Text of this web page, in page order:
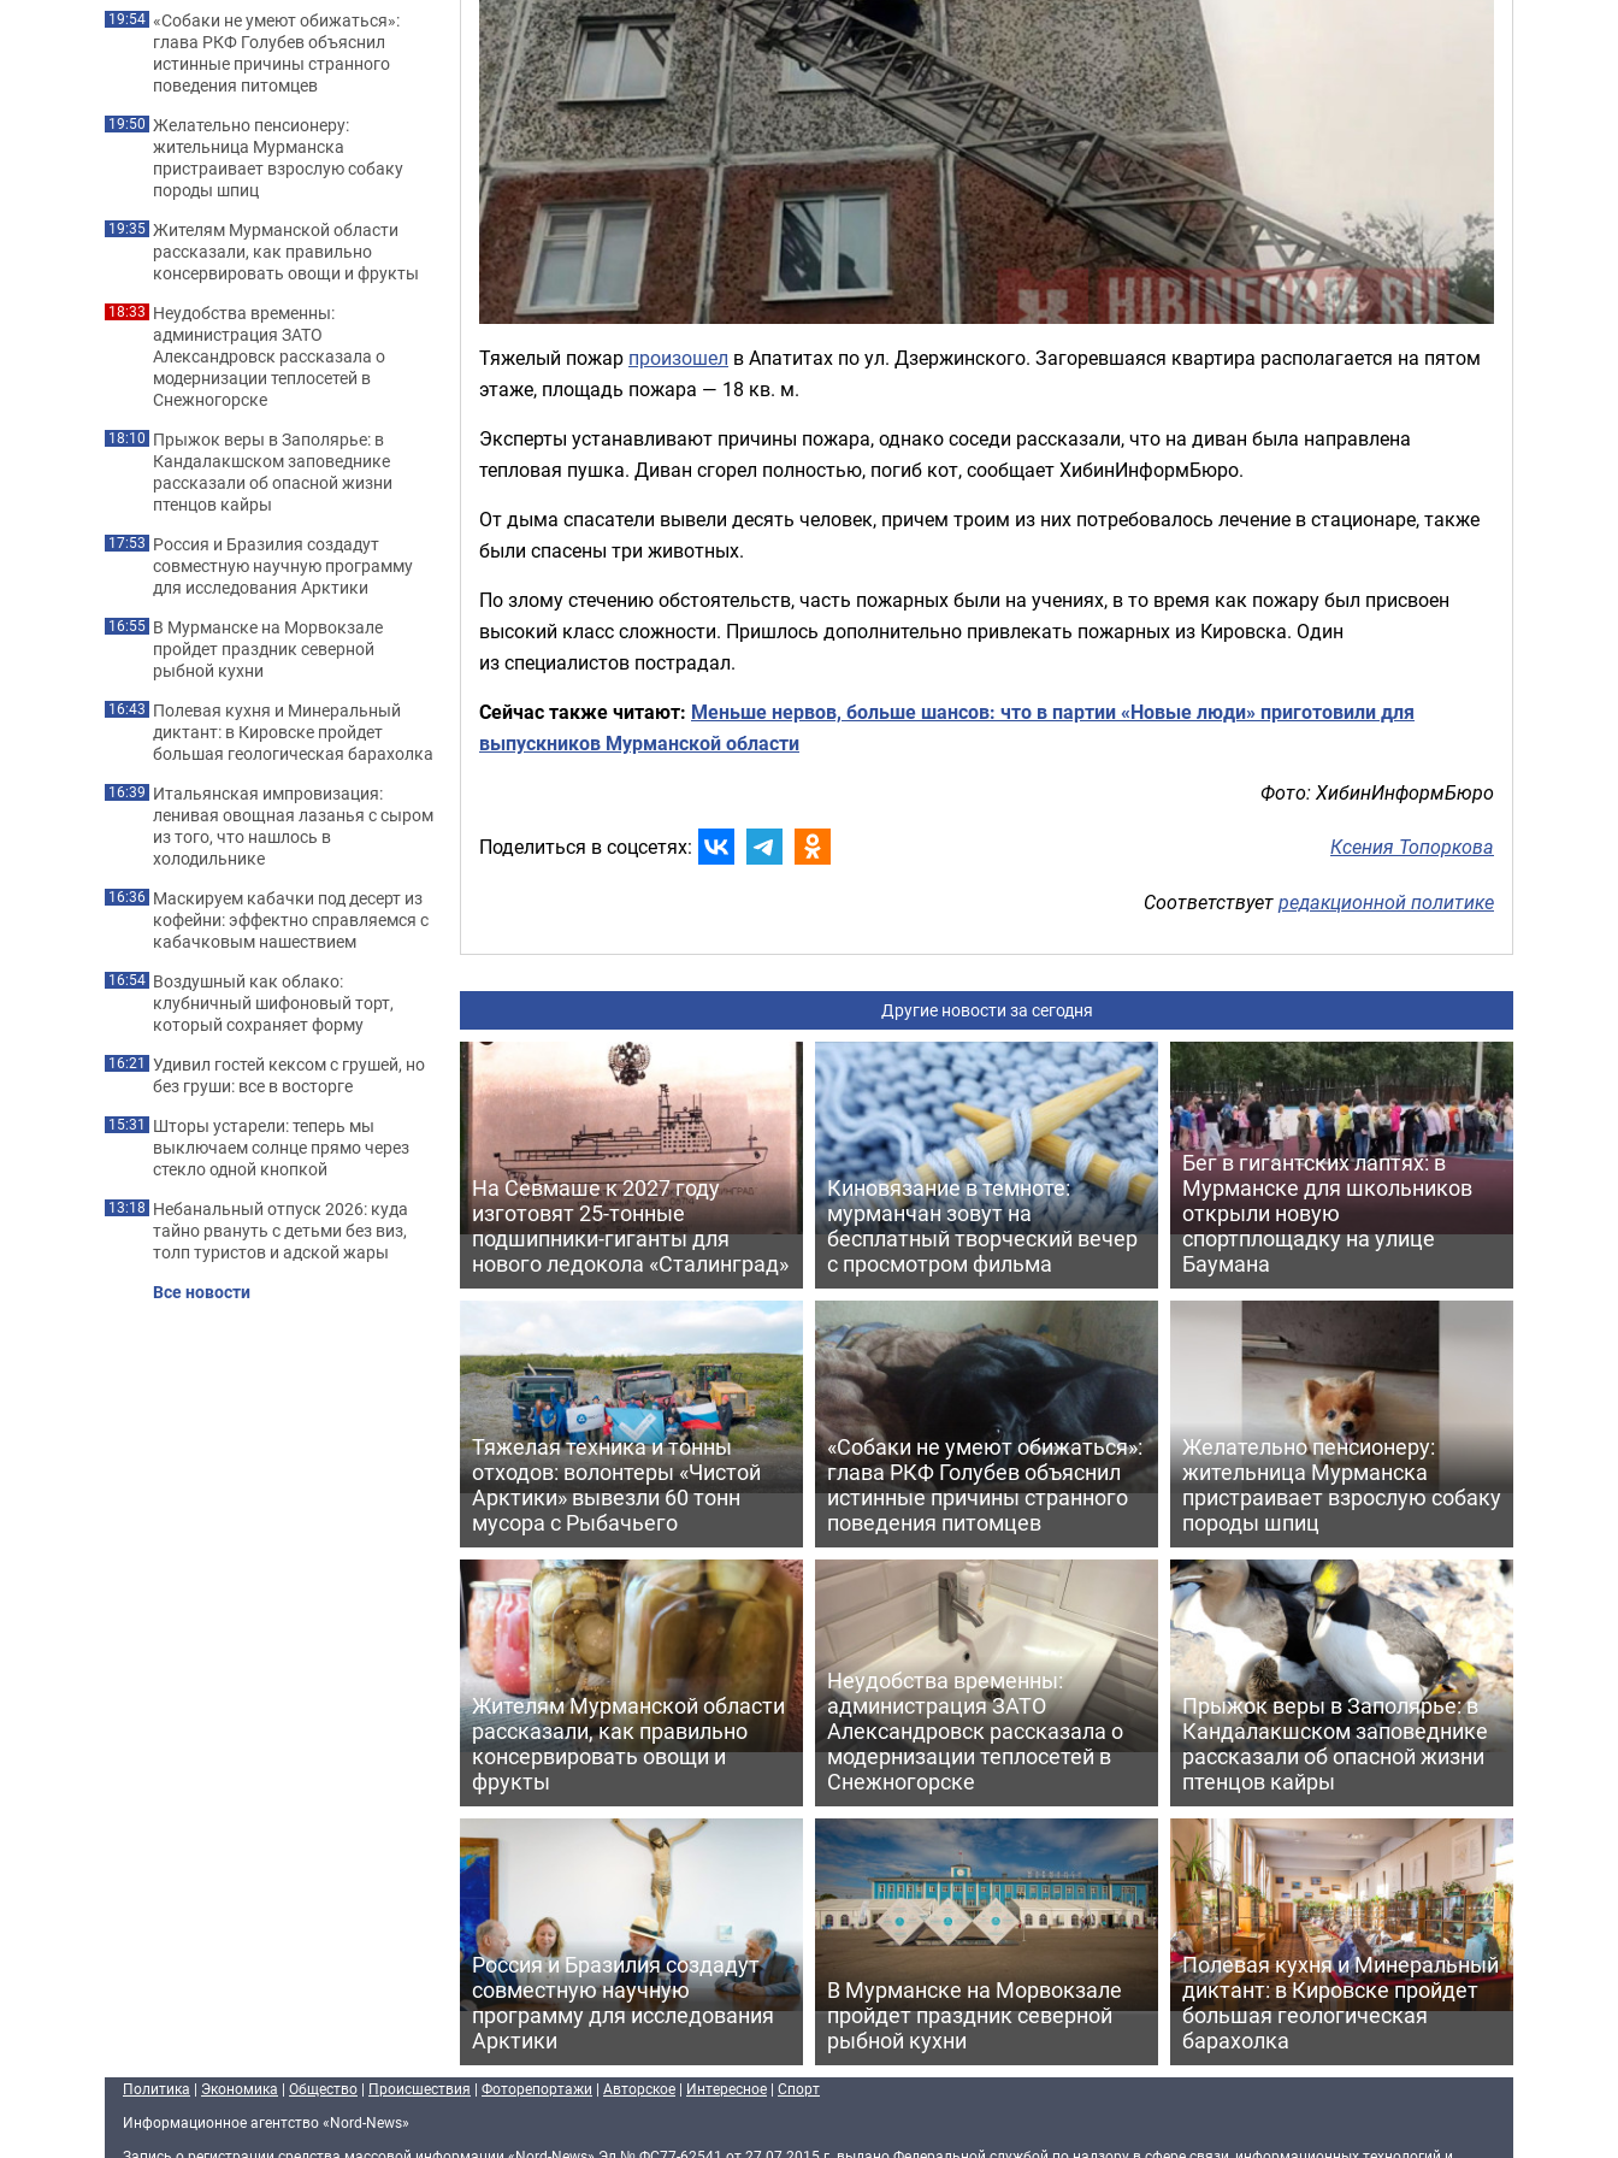
Тяжелый пожар произошел в Апатитах по ул. Дзержинского. Загоревшаяся квартира располагается на пятом
этаже, площадь пожара — 18 кв. м.
Эксперты устанавливают причины пожара, однако соседи рассказали, что на диван была направлена
тепловая пушка. Диван сгорел полностью, погиб кот, сообщает ХибинИнформБюро.
От дыма спасатели вывели десять человек, причем троим из них потребовалось лечение в стационаре, также
были спасены три животных.
По злому стечению обстоятельств, часть пожарных были на учениях, в то время как пожару был присвоен
высокий класс сложности. Пришлось дополнительно привлекать пожарных из Кировска. Один
из специалистов пострадал.
Сейчас также читают: Меньше нервов, больше шансов: что в партии «Новые люди» приготовили для
выпускников Мурманской области
Фото: ХибинИнформБюро
Поделиться в соцсетях: Ксения Топоркова
Соответствуетредакционной политике
Другие новости за сегодня
На Севмаше к 2027 году
изготовят 25-тонные
подшипники-гиганты для
нового ледокола «Сталинград»
Киновязание в темноте:
мурманчан зовут на
бесплатный творческий вечер
с просмотром фильма
Бег в гигантских лаптях: в
Мурманске для школьников
открыли новую
спортплощадку на улице
Баумана
Тяжелая техника и тонны
отходов: волонтеры «Чистой
Арктики» вывезли 60 тонн
мусора с Рыбачьего
«Собаки не умеют обижаться»:
глава РКФ Голубев объяснил
истинные причины странного
поведения питомцев
Желательно пенсионеру:
жительница Мурманска
пристраивает взрослую собаку
породы шпиц
Жителям Мурманской области
рассказали, как правильно
консервировать овощи и
фрукты
Неудобства временны:
администрация ЗАТО
Александровск рассказала о
модернизации теплосетей в
Снежногорске
Прыжок веры в Заполярье: в
Кандалакшском заповеднике
рассказали об опасной жизни
птенцов кайры
Россия и Бразилия создадут
совместную научную
программу для исследования
Арктики
В Мурманске на Морвокзале
пройдет праздник северной
рыбной кухни
Полевая кухня и Минеральный
диктант: в Кировске пройдет
большая геологическая
барахолка
19:54 «Собаки не умеют обижаться»:
глава РКФ Голубев объяснил
истинные причины странного
поведения питомцев
19:50 Желательно пенсионеру:
жительница Мурманска
пристраивает взрослую собаку
породы шпиц
19:35 Жителям Мурманской области
рассказали, как правильно
консервировать овощи и фрукты
18:33 Неудобства временны:
администрация ЗАТО
Александровск рассказала о
модернизации теплосетей в
Снежногорске
18:10 Прыжок веры в Заполярье: в
Кандалакшском заповеднике
рассказали об опасной жизни
птенцов кайры
17:53 Россия и Бразилия создадут
совместную научную программу
для исследования Арктики
16:55 В Мурманске на Морвокзале
пройдет праздник северной
рыбной кухни
16:43 Полевая кухня и Минеральный
диктант: в Кировске пройдет
большая геологическая барахолка
16:39 Итальянская импровизация:
ленивая овощная лазанья с сыром
из того, что нашлось в
холодильнике
16:36 Маскируем кабачки под десерт из
кофейни: эффектно справляемся с
кабачковым нашествием
16:54 Воздушный как облако:
клубничный шифоновый торт,
который сохраняет форму
16:21 Удивил гостей кексом с грушей, но
без груши: все в восторге
15:31 Шторы устарели: теперь мы
выключаем солнце прямо через
стекло одной кнопкой
13:18 Небанальный отпуск 2026: куда
тайно рвануть с детьми без виз,
толп туристов и адской жары
Все новости
Политика | Экономика | Общество | Происшествия | Фоторепортажи | Авторское | Интересное | Спорт
Информационное агентство «Nord-News»